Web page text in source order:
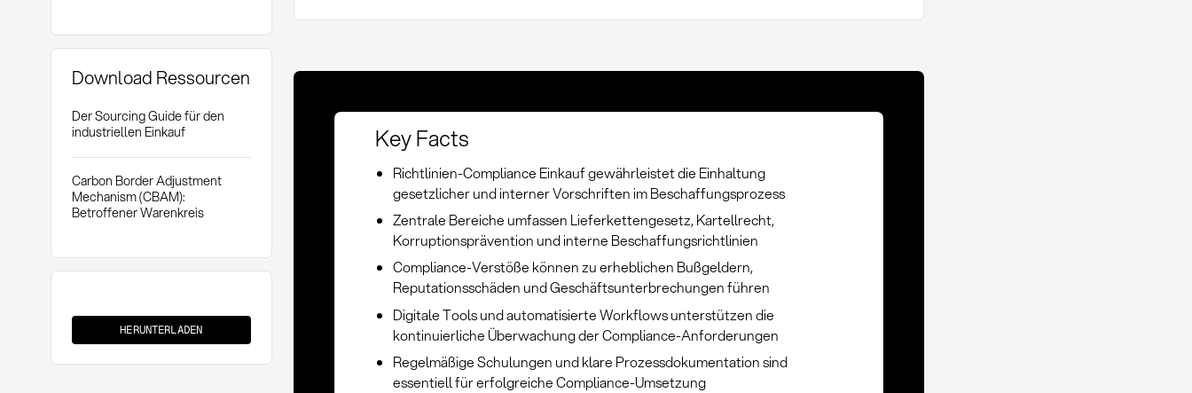
Download Ressourcen
Der Sourcing Guide für den
industriellen Einkauf
Carbon Border Adjustment
Mechanism (CBAM):
Betroffener Warenkreis
Compliance
HERUNTERLADEN
Key Facts
Richtlinien-Compliance Einkauf gewährleistet die Einhaltung
gesetzlicher und interner Vorschriften im Beschaffungsprozess
Zentrale Bereiche umfassen Lieferkettengesetz, Kartellrecht,
Korruptionsprävention und interne Beschaffungsrichtlinien
Compliance-Verstöße können zu erheblichen Bußgeldern,
Reputationsschäden und Geschäftsunterbrechungen führen
Digitale Tools und automatisierte Workflows unterstützen die
kontinuierliche Überwachung der Compliance-Anforderungen
Regelmäßige Schulungen und klare Prozessdokumentation sind
essentiell für erfolgreiche Compliance-Umsetzung